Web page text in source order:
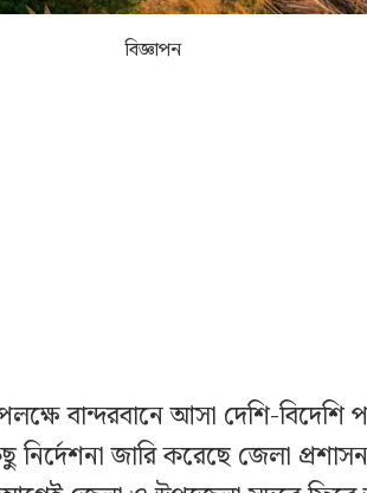
বিজ্ঞাপন
বান্দরবানে আসা দেশি-বিদেশি
জারি করেছে জেলা